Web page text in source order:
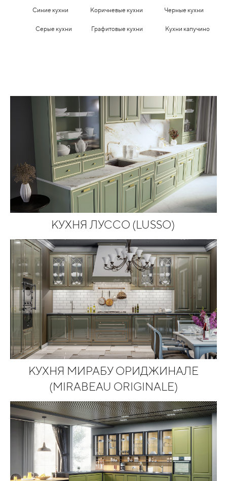
Синие кухни Коричневые кухни Черные кухни
Серые кухни Графитовые кухни Кухни капучино
КУХНЯ ЛУССО (LUSSO)
КУХНЯ МИРАБУ ОРИДЖИНАЛЕ
(MIRABEAU ORIGINALE)